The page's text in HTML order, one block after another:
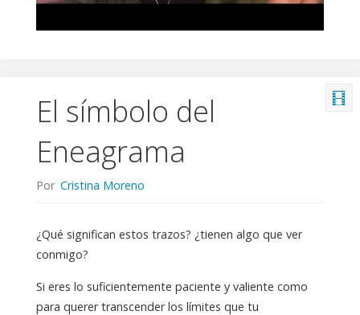
El símbolo del
Eneagrama
Por Cristina Moreno
¿Qué significan estos trazos? ¿tienen algo que ver
conmigo?
Si eres lo suficientemente paciente y valiente como
para querer transcender los límites que tu